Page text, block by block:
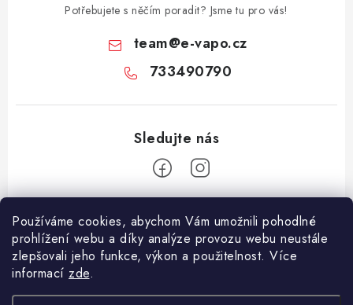
Používáme cookies, abychom Vám umožnili pohodlné
prohlížení webu a díky analýze provozu webu neustále
zlepšovali jeho funkce, výkon a použitelnost. Více
informací zde.
Potřebujete s něčím poradit? Jsme tu pro vás!
team@e-vapo.cz
733490790
Facebook